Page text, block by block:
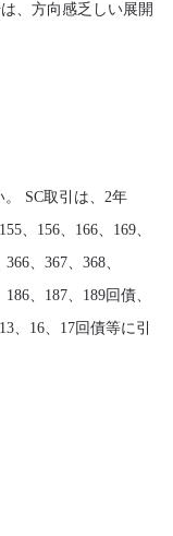
、方向感乏しい展開
。 SC取引は、2年
、156、166、169、
、367、368、
、187、189回債、
、16、17回債等に引